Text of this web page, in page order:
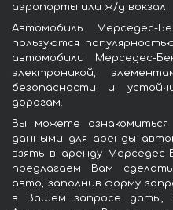
аэропорты или ж/д вокзал.
Автомобиль Мерседес-
пользуются
автомобили Мерседес-
электроникой,
безопасности и
дорогам.
Вы можете
данными для аренды
взять в аренду
предлагаем Вам
авто, заполнив форму
в Вашем запросе даты,